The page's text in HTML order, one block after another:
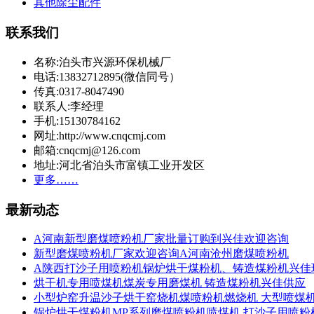
其他除尘配件
联系我们
名称:泊头市兴源环保机械厂
电话:13832712895(微信同号）
传真:0317-8047490
联系人:李经理
手机:15130784162
网址:http://www.cnqcmj.com
邮箱:cnqcmj@126.com
地址:河北省泊头市富镇工业开发区
更多……
最新动态
A河南新型磨煤喷粉机厂家批量订购到兴佳欢迎咨询
新型磨煤喷粉机厂家欢迎咨询A河南沧州磨煤喷粉机
A陕西打沙子用喷粉机锅炉烘干煤粉机、铸造煤粉机兴佳
烘干机专用喷煤机煤炭专用磨煤机 铸造煤粉机兴佳供应
小型炉窑升温沙子烘干窑烧机煤喷粉机燃烧机 大型喷煤